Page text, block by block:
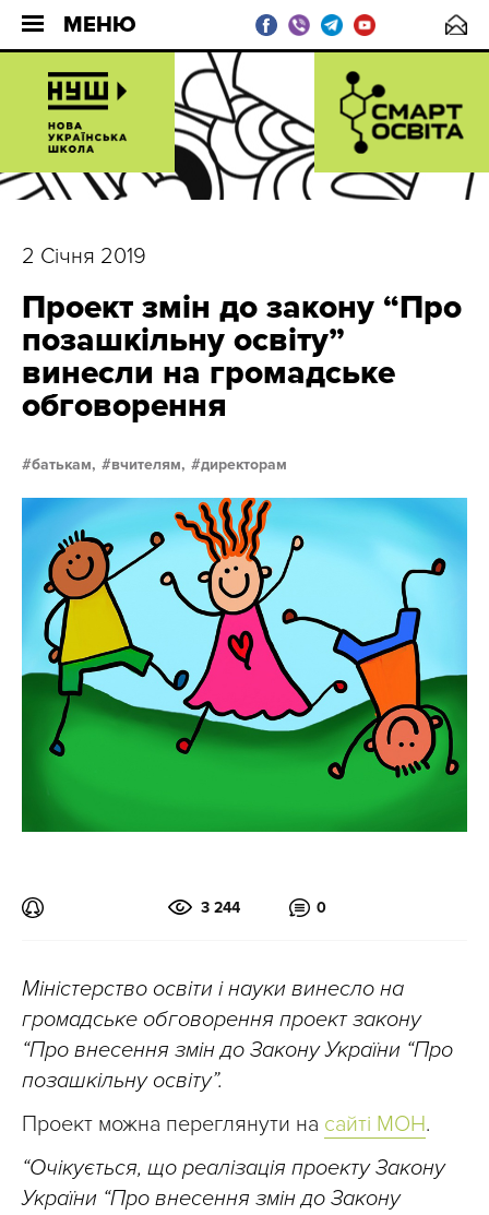
МЕНЮ
2 Січня 2019
Проект змін до закону “Про
позашкільну освіту”
винесли на громадське
обговорення
батькам, вчителям, директорам
3 244 0
Міністерство освіти і науки винесло на
громадське обговорення проект закону
“Про внесення змін до Закону України “Про
позашкільну освіту”.
Проект можна переглянути на сайті МОН.
“Очікується, що реалізація проекту Закону
України “Про внесення змін до Закону